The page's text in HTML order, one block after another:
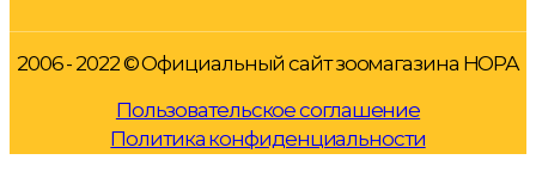
2006 - 2022 © Официальный сайт зоомагазина НОРА
Пользовательское соглашение
Политика конфиденциальности